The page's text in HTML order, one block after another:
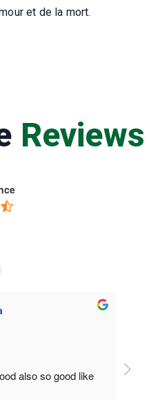
et de la mort.
Reviews
also so good like
So